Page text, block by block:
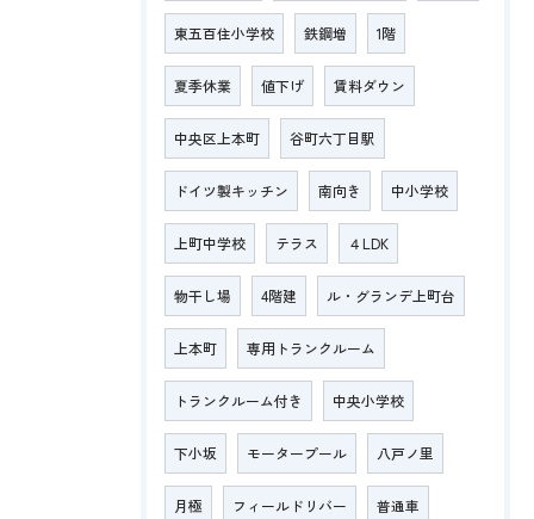
東五百住小学校 鉄鋼増 1階
夏季休業 値下げ 賃料ダウン
中央区上本町 谷町六丁目駅
ドイツ製キッチン 南向き 中小学校
上町中学校 テラス ４LDK
物干し場 4階建 ル・グランデ上町台
上本町 専用トランクルーム
トランクルーム付き 中央小学校
下小坂 モータープール 八戸ノ里
月極 フィールドリバー 普通車